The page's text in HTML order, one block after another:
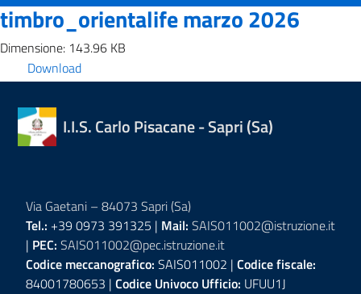
timbro_orientalife marzo 2026
Dimensione: 143.96 KB
Download
I.I.S. Carlo Pisacane - Sapri (Sa)
Via Gaetani – 84073 Sapri (Sa)
Tel.: +39 0973 391325 | Mail: SAIS011002@istruzione.it
| PEC: SAIS011002@pec.istruzione.it
Codice meccanografico: SAIS011002 | Codice fiscale:
84001780653 | Codice Univoco Ufficio: UFUU1J